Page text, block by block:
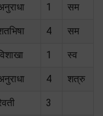
1 सम
4 सम
1 स्‍व
4 शत्रु
3